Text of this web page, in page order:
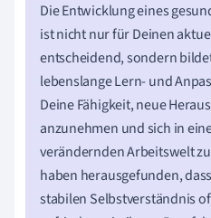
Die Entwicklung eines
ist nicht nur für Deinen
entscheidend, sondern
lebenslange Lern- und
Deine Fähigkeit, neue
anzunehmen und sich in
verändernden Arbeitswelt
haben herausgefunden,
stabilen Selbstverständnis